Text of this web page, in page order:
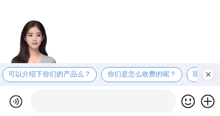
可以介绍下你们的产品么？ 你们是怎么收费的呢？ 现在有